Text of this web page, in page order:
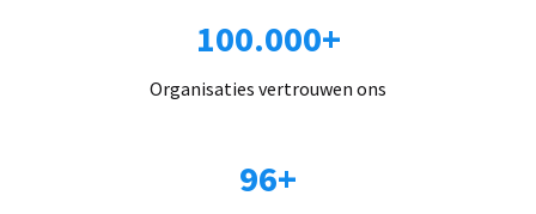
100.000+
Organisaties vertrouwen ons
96+